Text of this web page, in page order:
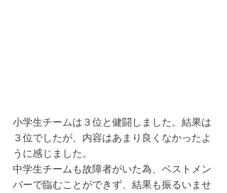
小学生チームは３位と健闘しました。結果は
３位でしたが、内容はあまり良くなかったよ
うに感じました。
中学生チームも故障者がいた為、ベストメン
バーで臨むことができず、結果も振るいませ